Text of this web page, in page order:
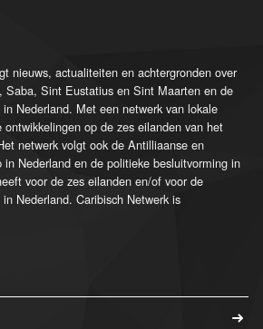
nieuws, actualiteiten en achtergronden over
Saba, Sint Eustatius en Sint Maarten en de
Nederland. Met een netwerk van lokale
op de zes eilanden van het
netwerk volgt ook de Antilliaanse en
in Nederland en de politieke besluitvorming in
voor de zes eilanden en/of voor de
Nederland. Caribisch Netwerk is